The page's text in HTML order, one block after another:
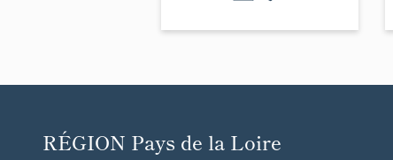
RÉGION Pays de la Loire